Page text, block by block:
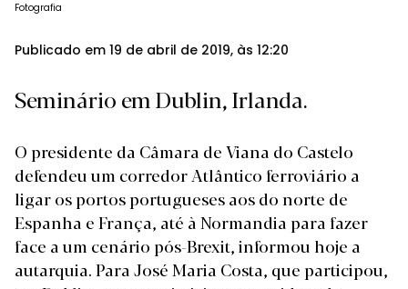
Fotografia
Publicado em 19 de abril de 2019, às 12:20
Seminário em Dublin, Irlanda.
O presidente da Câmara de Viana do Castelo
defendeu um corredor Atlântico ferroviário a
ligar os portos portugueses aos do norte de
Espanha e França, até à Normandia para fazer
face a um cenário pós-Brexit, informou hoje a
autarquia. Para José Maria Costa, que participou,